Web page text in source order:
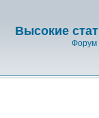
Высокие
Форум